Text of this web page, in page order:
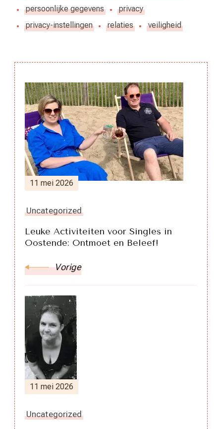
persoonlijke gegevens
privacy
privacy-instellingen
relaties veiligheid
Berichtnavigatie
11 mei 2026
Uncategorized
Leuke Activiteiten voor Singles in
Oostende: Ontmoet en Beleef!
Vorige
11 mei 2026
Uncategorized